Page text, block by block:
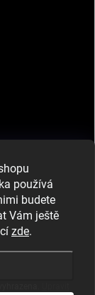
používá
budete
Vám ještě
zde.